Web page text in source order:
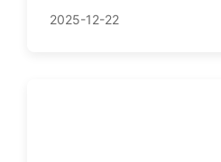
尋找購買建議，這篇指南
2025-12-22